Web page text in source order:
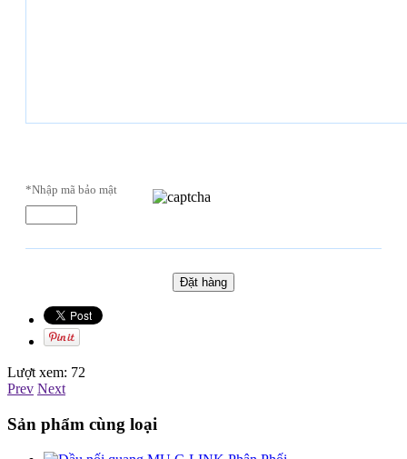
*Nhập mã bảo mật
Lượt xem: 72
Prev Next
Sản phẩm cùng loại